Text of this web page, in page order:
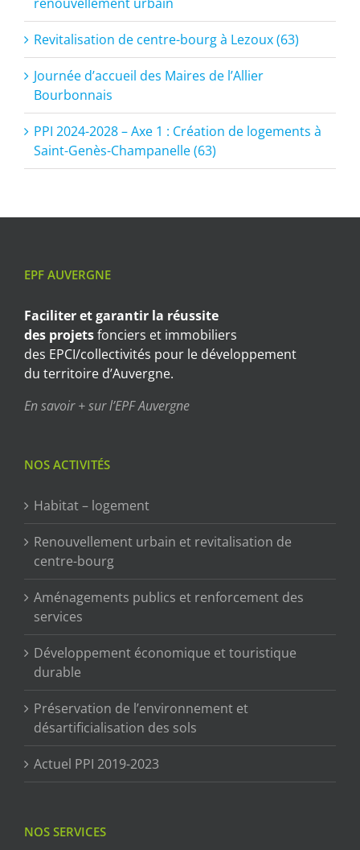
Revitalisation de centre-bourg à Lezoux (63)
Journée d’accueil des Maires de l’Allier
Bourbonnais
PPI 2024-2028 – Axe 1 : Création de logements à
Saint-Genès-Champanelle (63)
EPF AUVERGNE
Faciliter et garantir la réussite
des projetsfonciers et immobiliers
des EPCI/collectivités pour le développement
du territoire d’Auvergne.
En savoir + sur l’EPF Auvergne
NOS ACTIVITÉS
Habitat – logement
Renouvellement urbain et revitalisation de
centre-bourg
Aménagements publics et renforcement des
services
Développement économique et touristique
durable
Préservation de l’environnement et
désartificialisation des sols
Actuel PPI 2019-2023
NOS SERVICES